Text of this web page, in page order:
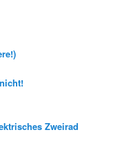
Zweirad